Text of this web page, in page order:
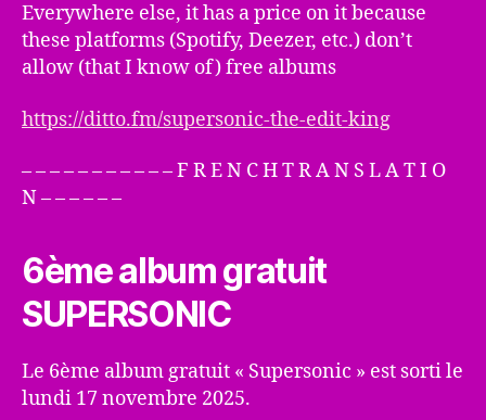
Everywhere else, it has a price on it because
these platforms (Spotify, Deezer, etc.) don’t
allow (that I know of) free albums
https://ditto.fm/supersonic-the-edit-king
– – – – – – – – – – – F R E N C H T R A N S L A T I O
N – – – – – –
6ème album gratuit
SUPERSONIC
Le 6ème album gratuit « Supersonic » est sorti le
lundi 17 novembre 2025.